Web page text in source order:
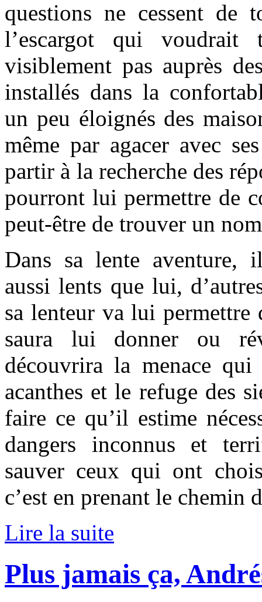
questions ne cessent de
l’escargot qui voudrait
visiblement pas auprès
installés dans la
un peu éloignés des
même par agacer avec
partir à la recherche des
pourront lui permettre de
peut-être de trouver un
Dans sa lente aventure,
aussi lents que lui,
sa lenteur va lui permettre
saura lui donner ou
découvrira la menace
acanthes et le refuge des
faire ce qu’il estime
dangers inconnus et
sauver ceux qui ont
c’est en prenant le chemin
Lire la suite
Plus jamais ça,